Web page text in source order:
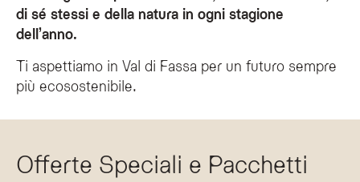
di sé stessi e della natura in ogni stagione
dell’anno.
Ti aspettiamo in Val di Fassa per un futuro sempre
più ecosostenibile.
Offerte Speciali e Pacchetti